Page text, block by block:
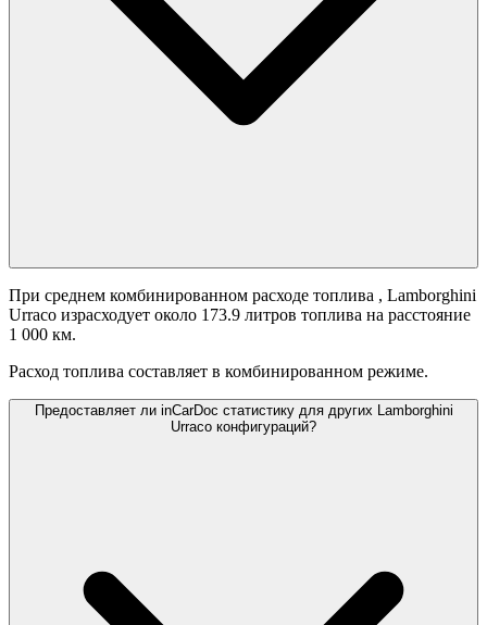
При среднем комбинированном расходе топлива , Lamborghini
Urraco израсходует около 173.9 литров топлива на расстояние
1 000 км.
Расход топлива составляет в комбинированном режиме.
Предоставляет ли inCarDoc статистику для других Lamborghini
Urraco конфигураций?